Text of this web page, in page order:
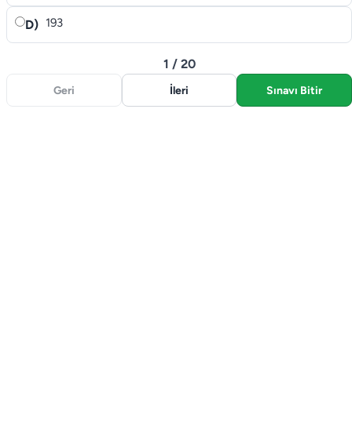
D) 193
Geri
1 / 20
İleri Sınavı Bitir